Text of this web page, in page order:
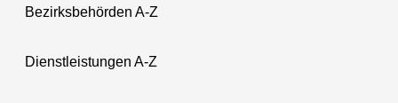
Bezirksbehörden A-Z
Dienstleistungen A-Z